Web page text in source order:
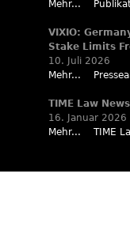
Mehr...
VIXIO:
Stake Limits
10. Juli 2026
Mehr...
TIME Law
16. Januar 2026
Mehr...
TIME